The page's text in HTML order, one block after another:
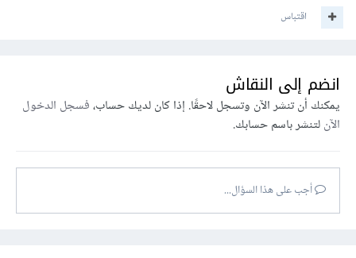
اقتباس
انضم إلى النقاش
يمكنك أن تنشر الآن وتسجل لاحقًا. إذا كان لديك حساب،فسجل الدخول
الآنلتنشر باسم حسابك.
أجب على هذا السؤال...